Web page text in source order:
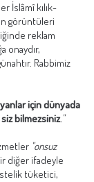
İslâmî kılık-
görüntüleri
reklam
onaydır,
Rabbimiz
için dünyada
bilmezsiniz."
"onsuz
diğer ifadeyle
tüketici,